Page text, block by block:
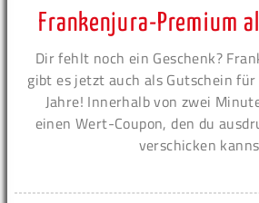
Frankenjura-Premium
Dir fehlt noch ein Geschenk?
gibt es jetzt auch als Gutschein
Jahre! Innerhalb von zwei
einen Wert-Coupon, den du
verschicken